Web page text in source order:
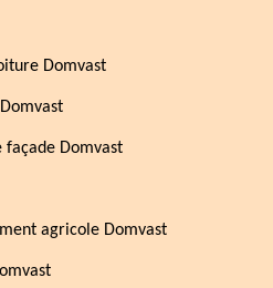
Domvast
façade Domvast
agricole Domvast